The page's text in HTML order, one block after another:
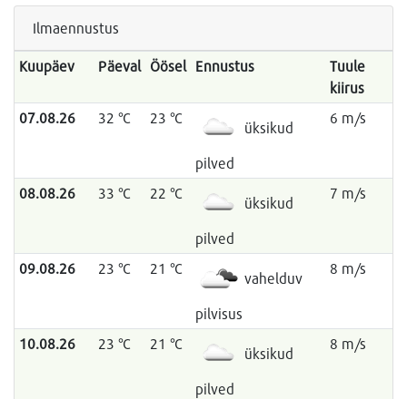
Ilmaennustus
Kuupäev Päeval Öösel Ennustus
Tuule
kiirus
07.08.26
32 °C 23 °C
üksikud
pilved
6 m/s
08.08.26 33 °C 22 °C
üksikud
pilved
7 m/s
09.08.26 23 °C 21 °C
vahelduv
pilvisus
8 m/s
10.08.26 23 °C 21 °C
üksikud
pilved
8 m/s